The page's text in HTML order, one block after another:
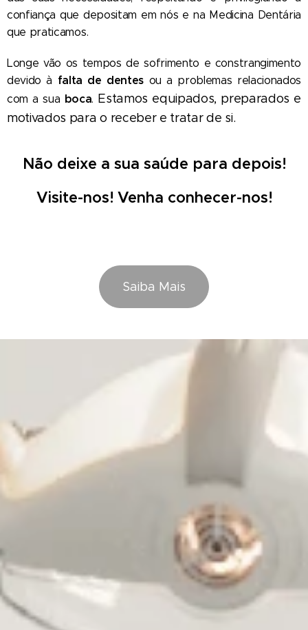
confiança que depositam em nós e na Medicina Dentária
que praticamos.
Longe vão os tempos de sofrimento e constrangimento
devido à falta de dentes ou a problemas relacionados
com a sua boca. Estamos equipados, preparados e
motivados para o receber e tratar de si.
Não deixe a sua saúde para depois!
Visite-nos! Venha conhecer-nos!
Saiba Mais